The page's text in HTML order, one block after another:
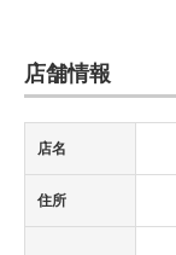
店舗情報
店名
住所